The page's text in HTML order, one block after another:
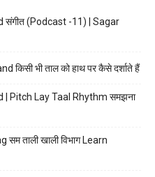
(Podcast -11) | Sagar
भी ताल को हाथ पर कैसे दर्शाते हैं
Pitch Lay Taal Rhythm समझना
ताली खाली विभाग Learn